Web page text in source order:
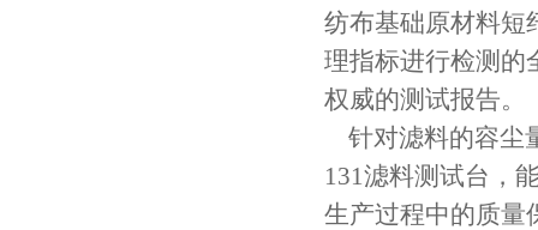
纺布基础原材料短
理指标进行检测的
权威的测试报告。
针对滤料的容尘
131滤料测试台，
生产过程中的质